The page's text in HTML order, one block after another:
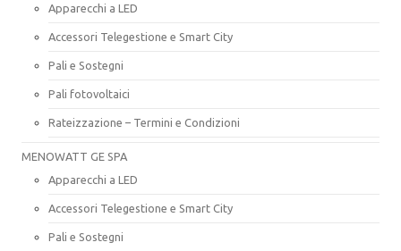
Apparecchi a LED
Accessori Telegestione e Smart City
Pali e Sostegni
Pali fotovoltaici
Rateizzazione – Termini e Condizioni
MENOWATT GE SPA
Apparecchi a LED
Accessori Telegestione e Smart City
Pali e Sostegni